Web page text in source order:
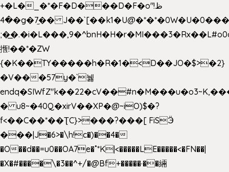
+�L�_�*�F�D���D�F�o"ظ!
�4�g�7֦�� J��`[��k1�U@�*�*�0W�U�0����_������äp�)2>�`@n����5DW˃��
揯!��*�ZW
{�K��TY�����h�R�1�<D��JO�$>�2}
�V���57y�`뉋
� u8~�40Q�xirV��XP�@~iO)$�?
f<��C��*��ƮC}>���?���[ FiSӬ
���|J�6>�\h!c�)��4�
�O��d��=u0��OA7e�˚*K|<�����LE�����<�FN��|
�X�#����\�3��^+/�@Bf+�����·��緉